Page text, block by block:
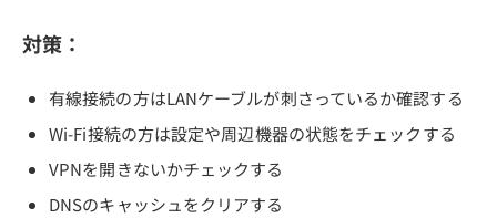
対策：
有線接続の方はLANケーブルが刺さっているか確認する
Wi-Fi接続の方は設定や周辺機器の状態をチェックする
VPNを開きないかチェックする
DNSのキャッシュをクリアする